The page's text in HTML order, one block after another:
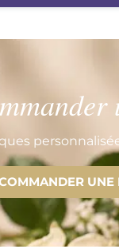
UNE